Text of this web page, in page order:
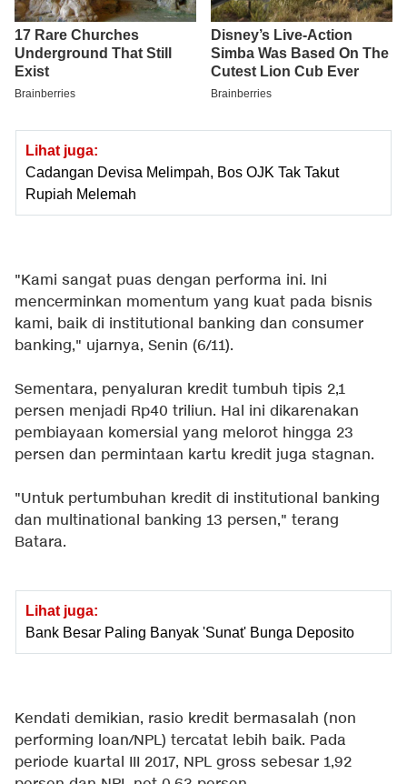
Lihat juga:
Cadangan Devisa Melimpah, Bos OJK Tak Takut
Rupiah Melemah
"Kami sangat puas dengan performa ini. Ini
mencerminkan momentum yang kuat pada bisnis
kami, baik di institutional banking dan consumer
banking," ujarnya, Senin (6/11).
Sementara, penyaluran kredit tumbuh tipis 2,1
persen menjadi Rp40 triliun. Hal ini dikarenakan
pembiayaan komersial yang melorot hingga 23
persen dan permintaan kartu kredit juga stagnan.
"Untuk pertumbuhan kredit di institutional banking
dan multinational banking 13 persen," terang
Batara.
Lihat juga:
Bank Besar Paling Banyak 'Sunat' Bunga Deposito
Kendati demikian, rasio kredit bermasalah (non
performing loan/NPL) tercatat lebih baik. Pada
periode kuartal III 2017, NPL gross sebesar 1,92